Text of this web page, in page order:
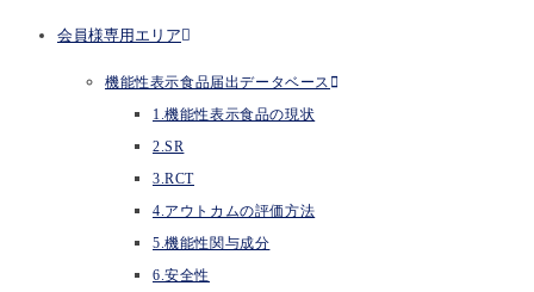
会員様専用エリア
機能性表示食品届出データベース
1.機能性表示食品の現状
2.SR
3.RCT
4.アウトカムの評価方法
5.機能性関与成分
6.安全性